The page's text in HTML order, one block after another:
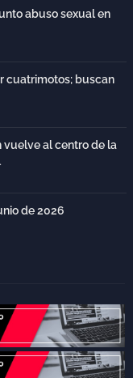
abuso sexual en
cuatrimotos; buscan
vuelve al centro de la
de 2026